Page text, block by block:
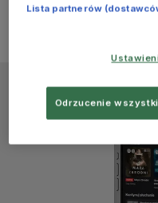
Lista partnerów
Odrzucenie